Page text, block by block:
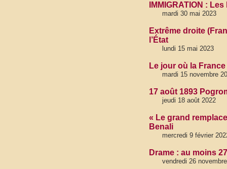
IMMIGRATION :
mardi 30 mai 2023
Extrême droite
l’État
lundi 15 mai 2023
Le jour où la
mardi 15 novembre
17 août 1893
jeudi 18 août 2022
« Le grand
Benali
mercredi 9 février
Drame : au moins
vendredi 26